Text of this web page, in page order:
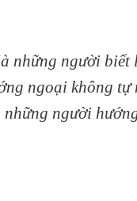
những người biết
ngoại không tự
người